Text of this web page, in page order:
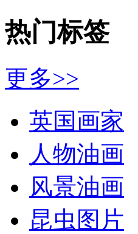
热门标签
更多>>
英国画家
人物油画
风景油画
昆虫图片